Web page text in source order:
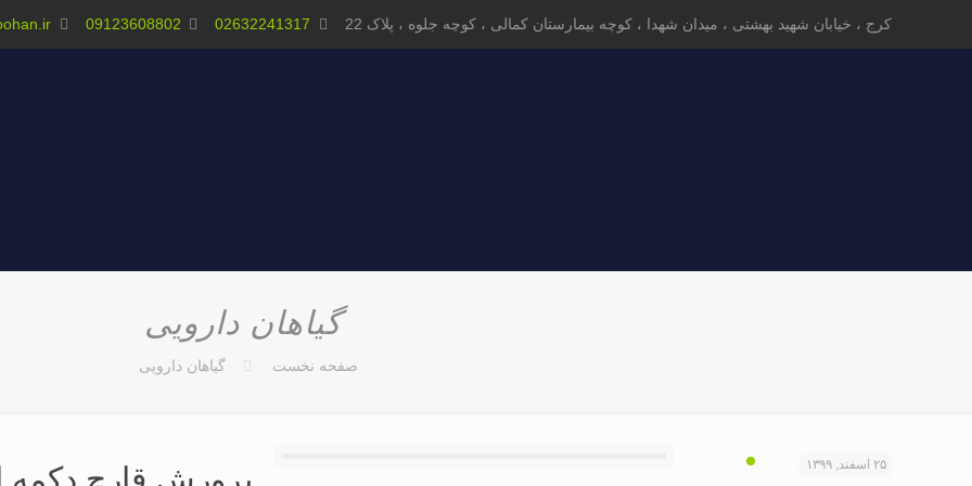
کرج ، خیابان شهید بهشتی ، میدان شهدا ، کوچه بیمارستان کمالی ، کوچه جلوه ، پلاک 22 02632241317
09123608802
گیاهان دارویی
صفحه نخست گیاهان دارویی
۲۵ اسفند, ۱۳۹۹